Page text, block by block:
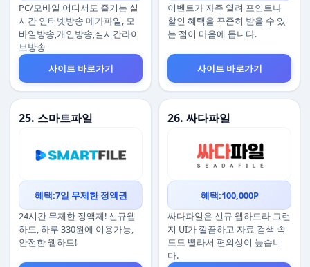
PC/모바일 어디서도 즐기는 실
시간 인터넷방송 메가파일, 모
바일방송,개인방송,실시간라이
브방송
사이트 바로가기
이벤트가 자주 열려 포인트나
할인 혜택을 꾸준히 받을 수 있
는 점이 마음에 듭니다.
사이트 바로가기
25. 스마트파일
혜택:7일 무제한 정액권
24시간 무제한 정액제! 신규웹
하드, 하루 330원에 이용가능,
안전한 웹하드!
26. 싸다파일
혜택:100,000P
싸다파일은 신규 웹하드라 그런
지 UI가 깔끔하고 자료 검색 속
도도 빨라서 편의성이 높습니
다.